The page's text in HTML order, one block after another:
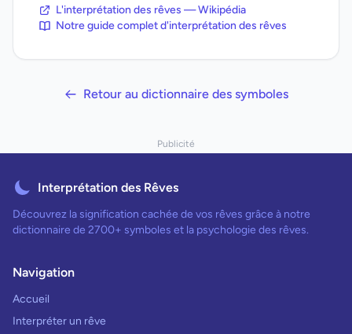
L'interprétation des rêves — Wikipédia
Notre guide complet d'interprétation des rêves
Retour au dictionnaire des symboles
Publicité
Interprétation des Rêves
Découvrez la signification cachée de vos rêves grâce à notre
dictionnaire de 2700+ symboles et la psychologie des rêves.
Navigation
Accueil
Interpréter un rêve